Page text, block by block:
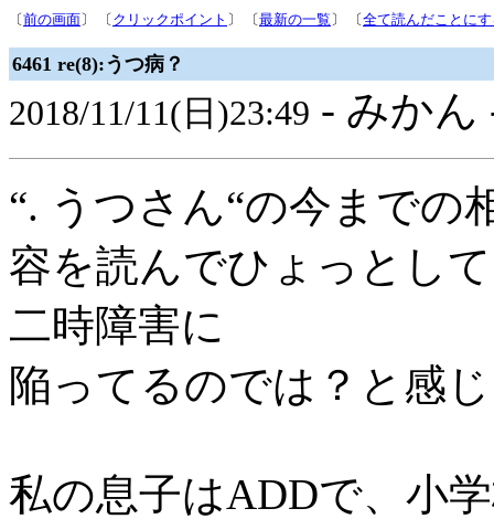
〔前の画面〕 〔 クリックポイント 〕 〔最新の一覧 〕 〔全て読んだことに
6461 re(8):うつ病？
2018/11/11(日)23:49 - みか
“. うつさん“の今までの
容を読んでひょっとし
二時障害に
陥ってるのでは？と感
私の息子はADDで、小